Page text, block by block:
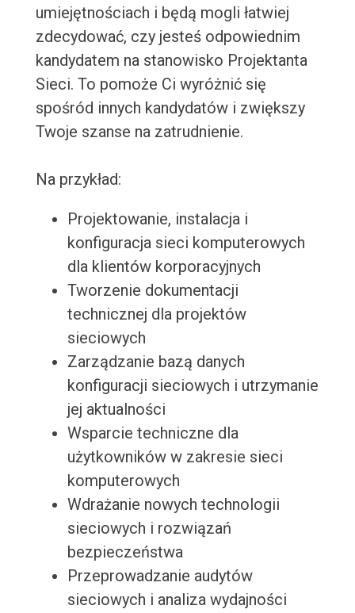
umiejętnościach i będą mogli łatwiej
zdecydować, czy jesteś odpowiednim
kandydatem na stanowisko Projektanta
Sieci. To pomoże Ci wyróżnić się
spośród innych kandydatów i zwiększy
Twoje szanse na zatrudnienie.
Na przykład:
Projektowanie, instalacja i
konfiguracja sieci komputerowych
dla klientów korporacyjnych
Tworzenie dokumentacji
technicznej dla projektów
sieciowych
Zarządzanie bazą danych
konfiguracji sieciowych i utrzymanie
jej aktualności
Wsparcie techniczne dla
użytkowników w zakresie sieci
komputerowych
Wdrażanie nowych technologii
sieciowych i rozwiązań
bezpieczeństwa
Przeprowadzanie audytów
sieciowych i analiza wydajności